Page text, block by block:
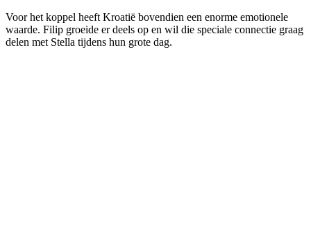
Voor het koppel heeft Kroatië bovendien een enorme emotionele
waarde. Filip groeide er deels op en wil die speciale connectie graag
delen met Stella tijdens hun grote dag.